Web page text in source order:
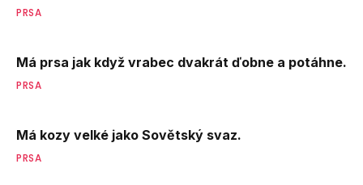
PRSA
Má prsa jak když vrabec dvakrát ďobne a potáhne.
PRSA
Má kozy velké jako Sovětský svaz.
PRSA